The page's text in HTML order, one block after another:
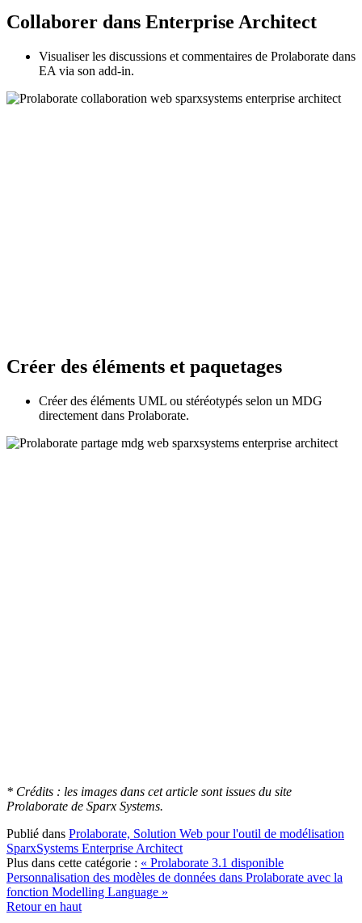
Collaborer dans Enterprise Architect
Visualiser les discussions et commentaires de Prolaborate dans
EA via son add-in.
Créer des éléments et paquetages
Créer des éléments UML ou stéréotypés selon un MDG
directement dans Prolaborate.
* Crédits : les images dans cet article sont issues du site
Prolaborate de Sparx Systems.
Publié dans Prolaborate, Solution Web pour l'outil de modélisation
SparxSystems Enterprise Architect
Plus dans cette catégorie : « Prolaborate 3.1 disponible
Personnalisation des modèles de données dans Prolaborate avec la
fonction Modelling Language »
Retour en haut